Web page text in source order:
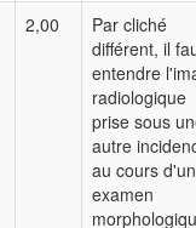
2,00
Par cliché
différent, il
entendre
radiologique
prise sous
autre
au cours d'un
examen